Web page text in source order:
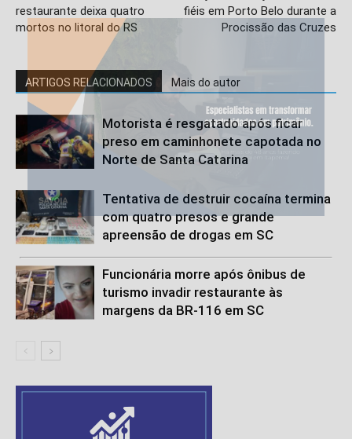
restaurante deixa quatro
mortos no litoral do RS
fiéis em Porto Belo durante a
Procissão das Cruzes
ARTIGOS RELACIONADOS Mais do autor
Motorista é resgatado após ficar
preso em caminhonete capotada no
Norte de Santa Catarina
Tentativa de destruir cocaína termina
com quatro presos e grande
apreensão de drogas em SC
Funcionária morre após ônibus de
turismo invadir restaurante às
margens da BR-116 em SC